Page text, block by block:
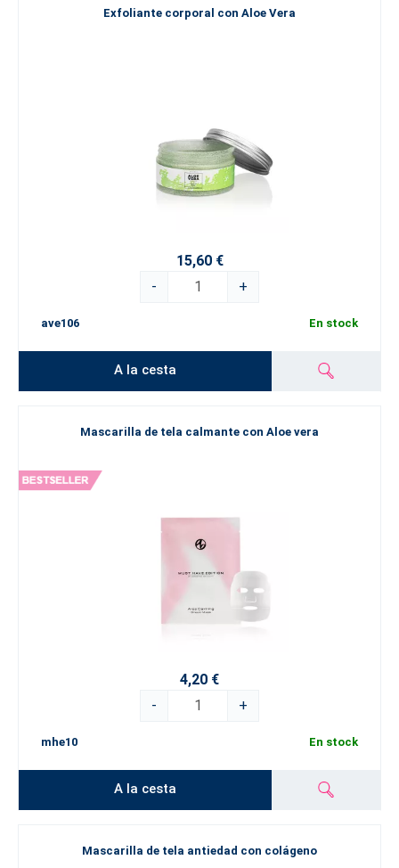
Exfoliante corporal con Aloe Vera
15,60 €
-
+
ave106 En stock
A la cesta
Mascarilla de tela calmante con Aloe vera
4,20 €
-
+
mhe10 En stock
A la cesta
Mascarilla de tela antiedad con colágeno